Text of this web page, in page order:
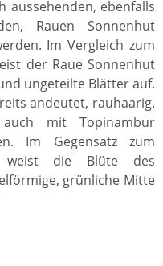
aussehenden, ebenfalls
Rauen Sonnenhut
Im Vergleich zum
der Raue Sonnenhut
ungeteilte Blätter auf.
andeutet, rauhaarig.
mit Topinambur
Im Gegensatz zum
weist die Blüte des
grünliche Mitte